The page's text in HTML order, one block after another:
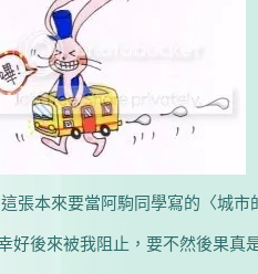
張本來要當阿駒同學寫的〈城市
後來被我阻止，要不然後果真